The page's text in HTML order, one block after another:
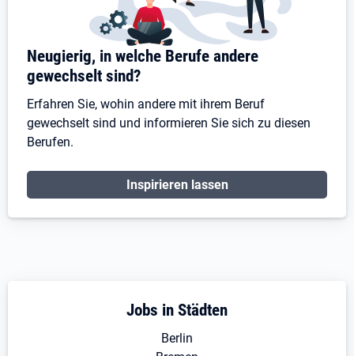
Neugierig, in welche Berufe andere
gewechselt sind?
Erfahren Sie, wohin andere mit ihrem Beruf
gewechselt sind und informieren Sie sich zu diesen
Berufen.
Inspirieren lassen
Jobs in Städten
Berlin